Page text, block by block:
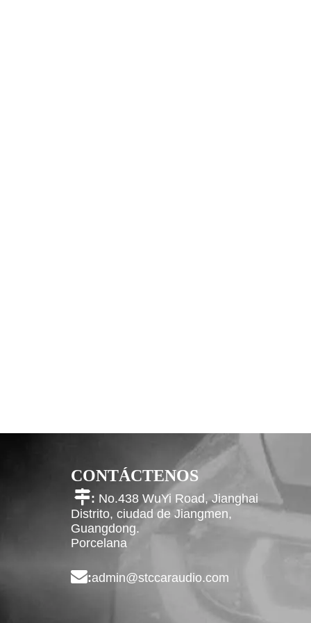
CONTÁCTENOS
: No.438 WuYi Road, Jianghai
Distrito, ciudad de Jiangmen,
Guangdong.
Porcelana
:admin@stccaraudio.com